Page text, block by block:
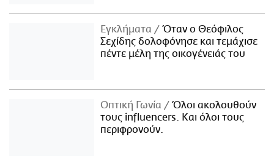
Εγκλήματα
Όταν ο Θεόφιλος
Σεχίδης δολοφόνησε και τεμάχισε
πέντε μέλη της οικογένειάς του
Οπτική Γωνία
Όλοι ακολουθούν
τους influencers. Και όλοι τους
περιφρονούν.